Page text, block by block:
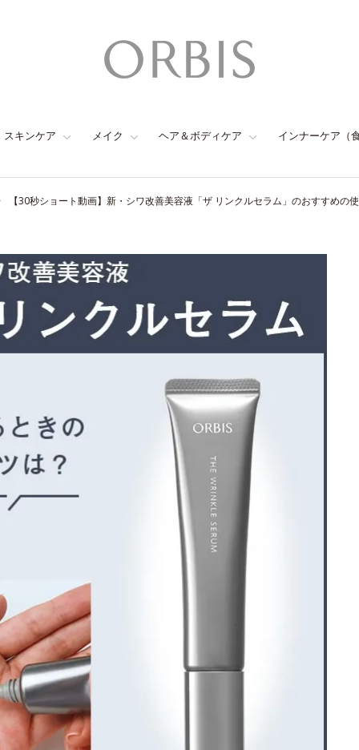
スキンケア メイク ヘア＆ボディケア インナーケア（
【30秒ショート動画】新・シワ改善美容液「ザ リンクルセラム」のおすすめの